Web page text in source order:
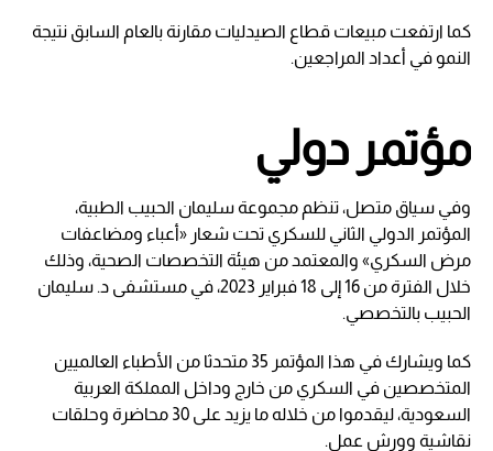
كما ارتفعت مبيعات قطاع الصيدليات مقارنة بالعام السابق نتيجة
النمو في أعداد المراجعين.
مؤتمر دولي
وفي سياق متصل، تنظم مجموعة سليمان الحبيب الطبية،
المؤتمر الدولي الثاني للسكري تحت شعار «أعباء ومضاعفات
مرض السكري» والمعتمد من هيئة التخصصات الصحية، وذلك
خلال الفترة من 16 إلى 18 فبراير 2023، في مستشفى د. سليمان
الحبيب بالتخصصي.
كما ويشارك في هذا المؤتمر 35 متحدثا من الأطباء العالميين
المتخصصين في السكري من خارج وداخل المملكة العربية
السعودية، ليقدموا من خلاله ما يزيد على 30 محاضرة وحلقات
نقاشية وورش عمل.